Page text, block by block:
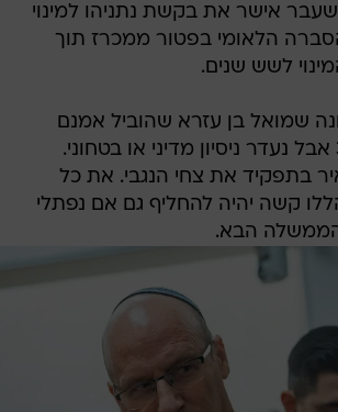
אישר את בקשת נתניהו למינוי
הלאומי בפטור ממכרז תוך
לשש שנים.
שמואל בן עזרא שהוביל אמנם
את פיתוח חץ 3 אבל נעדר ניסיון מדיני או בטחוני.
בתפקיד את צחי הנגבי. את כל
קשה יהיה להחליף גם אם נפתלי
הבא.